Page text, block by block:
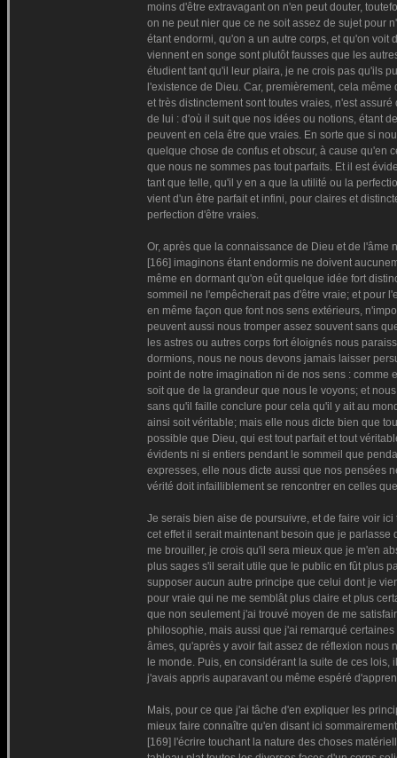
moins d'être extravagant on n'en peut douter,
on ne peut nier que ce ne soit assez de sujet pour
étant endormi, qu'on a un autre corps, et qu'on
viennent en songe sont plutôt fausses que les
étudient tant qu'il leur plaira, je ne crois pas qu'ils
l'existence de Dieu. Car, premièrement, cela
et très distinctement sont toutes vraies, n'est
de lui : d'où il suit que nos idées ou notions, étant
peuvent en cela être que vraies. En sorte que si
quelque chose de confus et obscur, à cause qu'en
que nous ne sommes pas tout parfaits. Et il est
tant que telle, qu'il y en a que la utilité ou la
vient d'un être parfait et infini, pour claires et
perfection d'être vraies.
Or, après que la connaissance de Dieu et de
[166] imaginons étant endormis ne doivent
même en dormant qu'on eût quelque idée fort
sommeil ne l'empêcherait pas d'être vraie; et pour
en même façon que font nos sens extérieurs,
peuvent aussi nous tromper assez souvent sans
les astres ou autres corps fort éloignés nous
dormions, nous ne nous devons jamais laisser
point de notre imagination ni de nos sens :
soit que de la grandeur que nous le voyons; et
sans qu'il faille conclure pour cela qu'il y ait au
ainsi soit véritable; mais elle nous dicte bien que
possible que Dieu, qui est tout parfait et tout
évidents ni si entiers pendant le sommeil que
expresses, elle nous dicte aussi que nos pensées
vérité doit infailliblement se rencontrer en celles
Je serais bien aise de poursuivre, et de faire voir
cet effet il serait maintenant besoin que je
me brouiller, je crois qu'il sera mieux que je m'en
plus sages s'il serait utile que le public en fût plus
supposer aucun autre principe que celui dont je
pour vraie qui ne me semblât plus claire et plus
que non seulement j'ai trouvé moyen de me
philosophie, mais aussi que j'ai remarqué
âmes, qu'après y avoir fait assez de réflexion nous
le monde. Puis, en considérant la suite de ces
j'avais appris auparavant ou même espéré
Mais, pour ce que j'ai tâche d'en expliquer les
mieux faire connaître qu'en disant ici
[169] l'écrire touchant la nature des choses